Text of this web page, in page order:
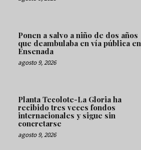
Ponen a salvo a niño de dos años
que deambulaba en vía pública en
Ensenada
agosto 9, 2026
Planta Tecolote-La Gloria ha
recibido tres veces fondos
internacionales y sigue sin
concretarse
agosto 9, 2026